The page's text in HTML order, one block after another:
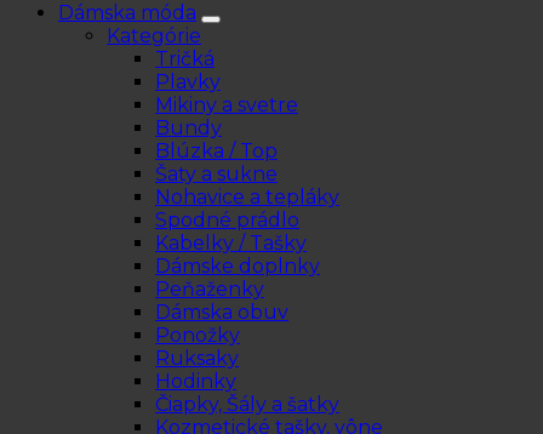
Dámska móda
Kategórie
Tričká
Plavky
Mikiny a svetre
Bundy
Blúzka / Top
Šaty a sukne
Nohavice a tepláky
Spodné prádlo
Kabelky / Tašky
Dámske doplnky
Peňaženky
Dámska obuv
Ponožky
Ruksaky
Hodinky
Čiapky, Šály a šatky
Kozmetické tašky, vône